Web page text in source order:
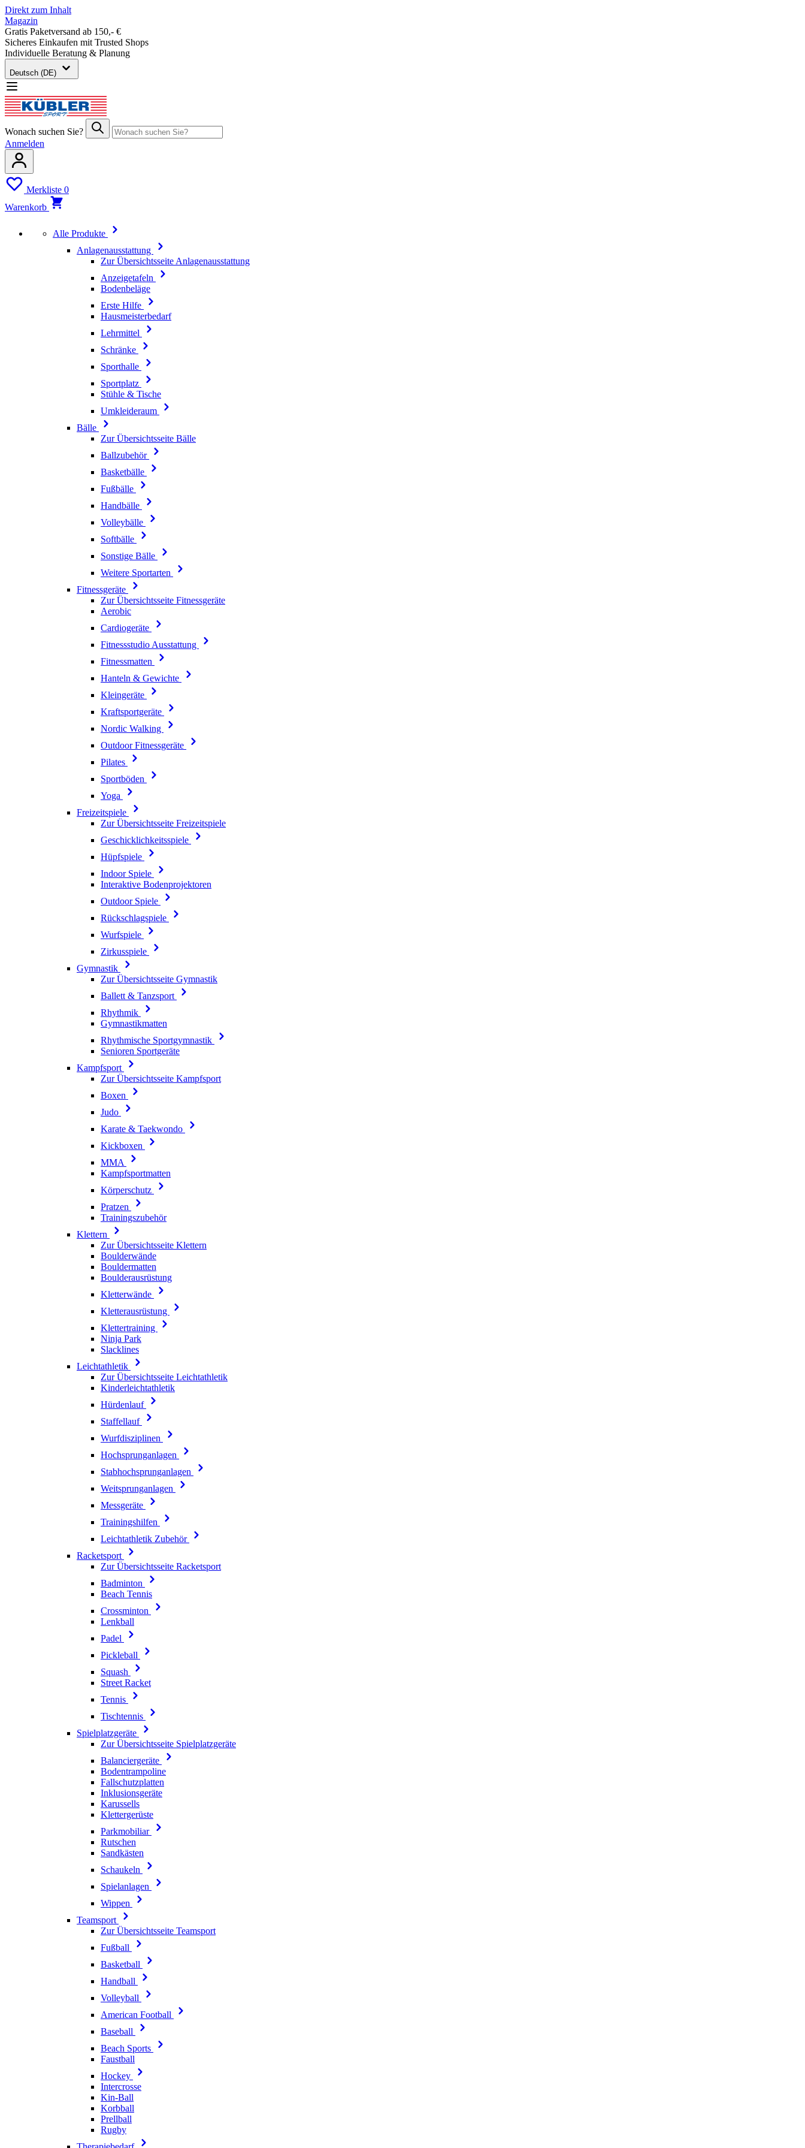
Direkt zum Inhalt
Magazin
Gratis Paketversand ab 150,- €
Sicheres Einkaufen mit Trusted Shops
Individuelle Beratung & Planung
Deutsch (DE)
Wonach suchen Sie?
Anmelden
Merkliste 0
Warenkorb
Alle Produkte
Anlagenausstattung
Zur Übersichtsseite Anlagenausstattung
Anzeigetafeln
Bodenbeläge
Erste Hilfe
Hausmeisterbedarf
Lehrmittel
Schränke
Sporthalle
Sportplatz
Stühle & Tische
Umkleideraum
Bälle
Zur Übersichtsseite Bälle
Ballzubehör
Basketbälle
Fußbälle
Handbälle
Volleybälle
Softbälle
Sonstige Bälle
Weitere Sportarten
Fitnessgeräte
Zur Übersichtsseite Fitnessgeräte
Aerobic
Cardiogeräte
Fitnessstudio Ausstattung
Fitnessmatten
Hanteln & Gewichte
Kleingeräte
Kraftsportgeräte
Nordic Walking
Outdoor Fitnessgeräte
Pilates
Sportböden
Yoga
Freizeitspiele
Zur Übersichtsseite Freizeitspiele
Geschicklichkeitsspiele
Hüpfspiele
Indoor Spiele
Interaktive Bodenprojektoren
Outdoor Spiele
Rückschlagspiele
Wurfspiele
Zirkusspiele
Gymnastik
Zur Übersichtsseite Gymnastik
Ballett & Tanzsport
Rhythmik
Gymnastikmatten
Rhythmische Sportgymnastik
Senioren Sportgeräte
Kampfsport
Zur Übersichtsseite Kampfsport
Boxen
Judo
Karate & Taekwondo
Kickboxen
MMA
Kampfsportmatten
Körperschutz
Pratzen
Trainingszubehör
Klettern
Zur Übersichtsseite Klettern
Boulderwände
Bouldermatten
Boulderausrüstung
Kletterwände
Kletterausrüstung
Klettertraining
Ninja Park
Slacklines
Leichtathletik
Zur Übersichtsseite Leichtathletik
Kinderleichtathletik
Hürdenlauf
Staffellauf
Wurfdisziplinen
Hochsprunganlagen
Stabhochsprunganlagen
Weitsprunganlagen
Messgeräte
Trainingshilfen
Leichtathletik Zubehör
Racketsport
Zur Übersichtsseite Racketsport
Badminton
Beach Tennis
Crossminton
Lenkball
Padel
Pickleball
Squash
Street Racket
Tennis
Tischtennis
Spielplatzgeräte
Zur Übersichtsseite Spielplatzgeräte
Balanciergeräte
Bodentrampoline
Fallschutzplatten
Inklusionsgeräte
Karussells
Klettergerüste
Parkmobiliar
Rutschen
Sandkästen
Schaukeln
Spielanlagen
Wippen
Teamsport
Zur Übersichtsseite Teamsport
Fußball
Basketball
Handball
Volleyball
American Football
Baseball
Beach Sports
Faustball
Hockey
Intercrosse
Kin-Ball
Korbball
Prellball
Rugby